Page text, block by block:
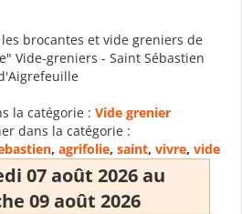
brocantes et vide greniers de
Vide-greniers - Saint Sébastien
la catégorie : Vide grenier
dans la catégorie :
, agrifolie, saint, vivre, vide
07 août 2026 au
09 août 2026